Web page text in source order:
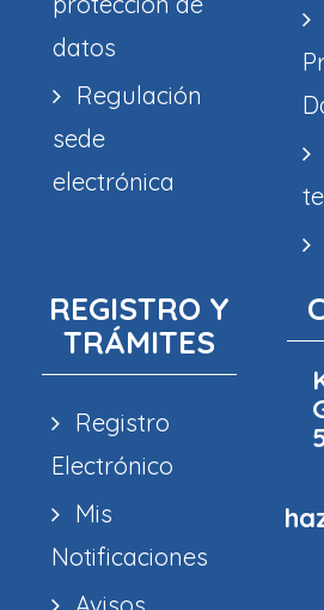
datos
Regulación
sede
electrónica
REGISTRO Y
TRÁMITES
Registro
Electrónico
Mis
Notificaciones